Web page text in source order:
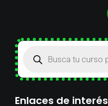
Enlaces de interés